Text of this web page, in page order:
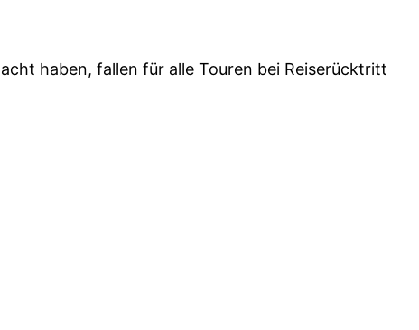
haben, fallen für alle Touren bei Reiserücktritt